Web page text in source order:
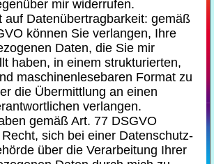
mir widerrufen.
auf Datenübertragbarkeit: gemäß
können Sie verlangen, Ihre
Daten, die Sie mir
haben, in einem strukturierten,
maschinenlesebaren Format zu
die Übermittlung an einen
verlangen.
gemäß Art. 77 DSGVO
sich bei einer Datenschutz-
über die Verarbeitung Ihrer